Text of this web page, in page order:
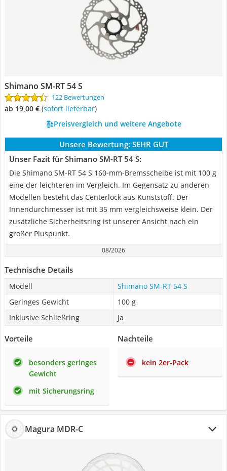
Shimano SM-RT 54 S
122 Bewertungen
ab 19,00 € ( Sofort lieferbar)
Preisvergleich und weitere Angebote
Unsere Bewertung: SEHR GUT
Unser Fazit für Shimano SM-RT 54 S:
Die Shimano SM-RT 54 S 160-mm-Bremsscheibe ist mit 100 g
eine der leichteren im Vergleich. Im Gegensatz zu anderen
Modellen besteht das Centerlock aus Kunststoff. Der
Innendurchmesser ist mit 35 mm vergleichsweise klein. Der
zusätzliche Sicherheitsring ist unserer Ansicht nach ein
großer Pluspunkt.
08/2026
Technische Details
Modell
Shimano SM-RT 54 S
Geringes Gewicht
100 g
Inklusive Schließring
Ja
Vorteile
besonders geringes
Gewicht
mit Sicherungsring
Nachteile
kein 2er-Pack
Magura MDR-C